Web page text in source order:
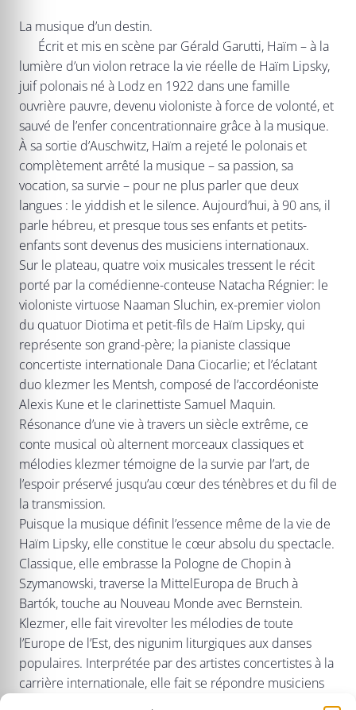
La musique d’un destin.
Écrit et mis en scène par Gérald Garutti, Haïm – à la
lumière d’un violon retrace la vie réelle de Haïm Lipsky,
juif polonais né à Lodz en 1922 dans une famille
ouvrière pauvre, devenu violoniste à force de volonté, et
sauvé de l’enfer concentrationnaire grâce à la musique.
À sa sortie d’Auschwitz, Haïm a rejeté le polonais et
complètement arrêté la musique – sa passion, sa
vocation, sa survie – pour ne plus parler que deux
langues : le yiddish et le silence. Aujourd’hui, à 90 ans, il
parle hébreu, et presque tous ses enfants et petits-
enfants sont devenus des musiciens internationaux.
Sur le plateau, quatre voix musicales tressent le récit
porté par la comédienne-conteuse Natacha Régnier: le
violoniste virtuose Naaman Sluchin, ex-premier violon
du quatuor Diotima et petit-fils de Haïm Lipsky, qui
représente son grand-père; la pianiste classique
concertiste internationale Dana Ciocarlie; et l’éclatant
duo klezmer les Mentsh, composé de l’accordéoniste
Alexis Kune et le clarinettiste Samuel Maquin.
Résonance d’une vie à travers un siècle extrême, ce
conte musical où alternent morceaux classiques et
mélodies klezmer témoigne de la survie par l’art, de
l’espoir préservé jusqu’au cœur des ténèbres et du fil de
la transmission.
Puisque la musique définit l’essence même de la vie de
Haïm Lipsky, elle constitue le cœur absolu du spectacle.
Classique, elle embrasse la Pologne de Chopin à
Szymanowski, traverse la MittelEuropa de Bruch à
Bartók, touche au Nouveau Monde avec Bernstein.
Klezmer, elle fait virevolter les mélodies de toute
l’Europe de l’Est, des nigunim liturgiques aux danses
populaires. Interprétée par des artistes concertistes à la
carrière internationale, elle fait se répondre musiciens